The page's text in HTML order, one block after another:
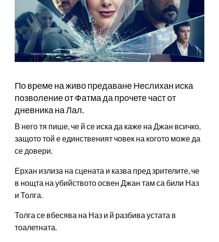
По време на живо предаване Неслихан иска
позволение от Фатма да прочете част от
дневника на Лал.
В него тя пише, че й се иска да каже на Джан всичко,
защото той е единственият човек на когото може да
се довери.
Ерхан излиза на сцената и казва пред зрителите, че
в нощта на убийството освен Джан там са били Наз
и Толга.
Толга се вбесява на Наз и й разбива устата в
тоалетната.